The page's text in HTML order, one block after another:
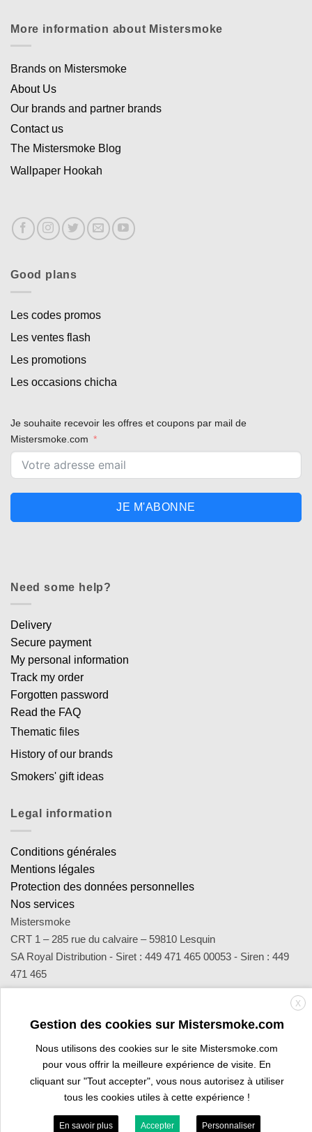
More information about Mistersmoke
Brands on Mistersmoke
About Us
Our brands and partner brands
Contact us
The Mistersmoke Blog
Wallpaper Hookah
Good plans
Les codes promos
Les ventes flash
Les promotions
Les occasions chicha
Je souhaite recevoir les offres et coupons par mail de
Mistersmoke.com
JE M'ABONNE
Need some help?
Delivery
Secure payment
My personal information
Track my order
Forgotten password
Read the FAQ
Thematic files
History of our brands
Smokers' gift ideas
Legal information
Conditions générales
Mentions légales
Protection des données personnelles
Nos services
Mistersmoke
CRT 1 – 285 rue du calvaire – 59810 Lesquin
SA Royal Distribution - Siret : 449 471 465 00053 - Siren : 449
471 465
Contact : notre équipe d’experts est joignable par email
sav@mistersmoke.com ou par téléphone au 03 20 90 56 55 du
lundi au vendredi de 9h à 17h.
MasterCardApple
Pay
Visa
Electron
X
Gestion des cookies sur Mistersmoke.com
Nous utilisons des cookies sur le site Mistersmoke.com
pour vous offrir la meilleure expérience de visite. En
cliquant sur "Tout accepter", vous nous autorisez à utiliser
tous les cookies utiles à cette expérience !
En savoir plus Accepter Personnaliser